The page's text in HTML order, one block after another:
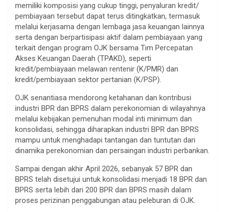
memiliki komposisi yang cukup tinggi, penyaluran kredit/
pembiayaan tersebut dapat terus ditingkatkan, termasuk
melalui kerjasama dengan lembaga jasa keuangan lainnya
serta dengan berpartisipasi aktif dalam pembiayaan yang
terkait dengan program OJK bersama Tim Percepatan
Akses Keuangan Daerah (TPAKD), seperti
kredit/pembiayaan melawan rentenir (K/PMR) dan
kredit/pembiayaan sektor pertanian (K/PSP).
OJK senantiasa mendorong ketahanan dan kontribusi
industri BPR dan BPRS dalam perekonomian di wilayahnya
melalui kebijakan pemenuhan modal inti minimum dan
konsolidasi, sehingga diharapkan industri BPR dan BPRS
mampu untuk menghadapi tantangan dan tuntutan dari
dinamika perekonomian dan persaingan industri perbankan.
Sampai dengan akhir April 2026, sebanyak 57 BPR dan
BPRS telah disetujui untuk konsolidasi menjadi 18 BPR dan
BPRS serta lebih dari 200 BPR dan BPRS masih dalam
proses perizinan penggabungan atau peleburan di OJK.